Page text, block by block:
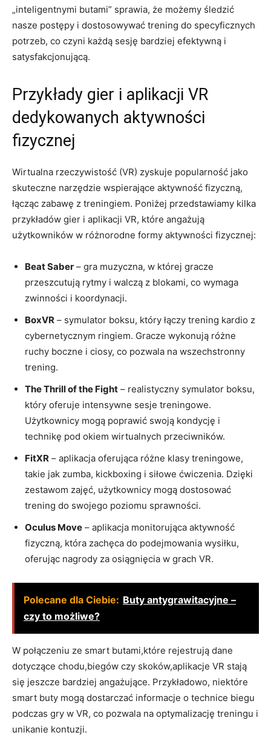
„inteligentnymi butami” sprawia, że możemy śledzić
nasze postępy i dostosowywać trening do specyficznych
potrzeb, co czyni każdą sesję bardziej efektywną i
satysfakcjonującą.
Przykłady gier i aplikacji VR
dedykowanych aktywności
fizycznej
Wirtualna rzeczywistość (VR) zyskuje popularność jako
skuteczne narzędzie wspierające aktywność fizyczną,
łącząc zabawę z treningiem. Poniżej przedstawiamy kilka
przykładów gier i aplikacji VR, które angażują
użytkowników w różnorodne formy aktywności fizycznej:
Beat Saber – gra muzyczna, w której gracze
przeszcutują rytmy i walczą z blokami, co wymaga
zwinności i koordynacji.
BoxVR – symulator boksu, który łączy trening kardio z
cybernetycznym ringiem. Gracze wykonują różne
ruchy boczne i ciosy, co pozwala na wszechstronny
trening.
The Thrill of the Fight – realistyczny symulator boksu,
który oferuje intensywne sesje treningowe.
Użytkownicy mogą poprawić swoją kondycję i
technikę pod okiem wirtualnych przeciwników.
FitXR – aplikacja oferująca różne klasy treningowe,
takie jak zumba, kickboxing i siłowe ćwiczenia. Dzięki
zestawom zajęć, użytkownicy mogą dostosować
trening do swojego poziomu sprawności.
Oculus Move – aplikacja monitorująca aktywność
fizyczną, która zachęca do podejmowania wysiłku,
oferując nagrody za osiągnięcia w grach VR.
Polecane dla Ciebie: Buty antygrawitacyjne –
czy to możliwe?
W połączeniu ze smart butami,które rejestrują dane
dotyczące chodu,biegów czy skoków,aplikacje VR stają
się jeszcze bardziej angażujące. Przykładowo, niektóre
smart buty mogą dostarczać informacje o technice biegu
podczas gry w VR, co pozwala na optymalizację treningu i
unikanie kontuzji.